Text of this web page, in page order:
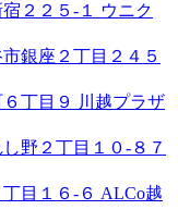
２２５-１ ウニク
銀座２丁目２４５
丁目９ 川越プラザ
野２丁目１０-８７
目１６-６ ALCo越